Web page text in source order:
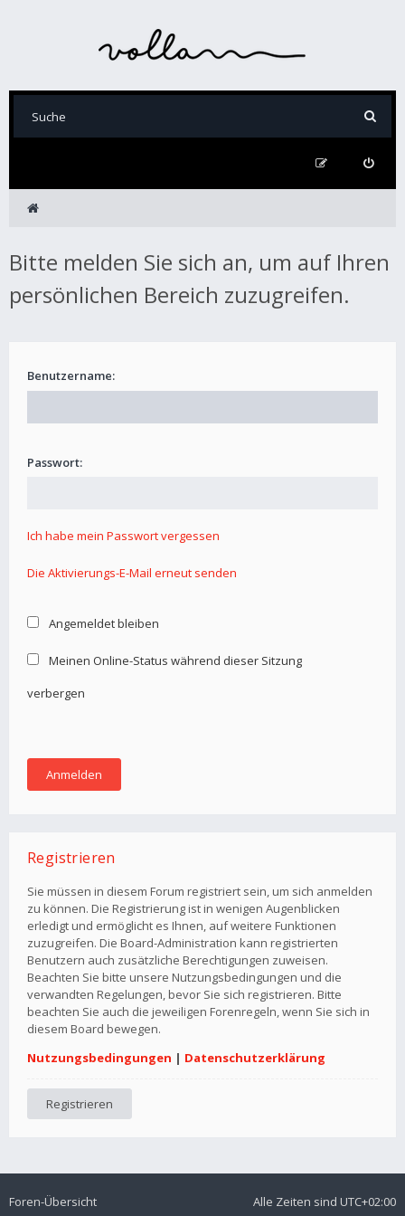
Bitte melden Sie sich an, um auf Ihren
persönlichen Bereich zuzugreifen.
Benutzername:
Passwort:
Ich habe mein Passwort vergessen
Die Aktivierungs-E-Mail erneut senden
Angemeldet bleiben
Meinen Online-Status während dieser Sitzung
verbergen
Registrieren
Sie müssen in diesem Forum registriert sein, um sich anmelden
zu können. Die Registrierung ist in wenigen Augenblicken
erledigt und ermöglicht es Ihnen, auf weitere Funktionen
zuzugreifen. Die Board-Administration kann registrierten
Benutzern auch zusätzliche Berechtigungen zuweisen.
Beachten Sie bitte unsere Nutzungsbedingungen und die
verwandten Regelungen, bevor Sie sich registrieren. Bitte
beachten Sie auch die jeweiligen Forenregeln, wenn Sie sich in
diesem Board bewegen.
Nutzungsbedingungen | Datenschutzerklärung
Registrieren
Foren-Übersicht Alle Zeiten sind UTC+02:00